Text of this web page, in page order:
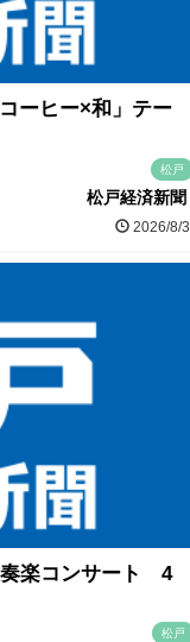
ーヒー×和」テー
松戸
松戸経済新聞
2026/8/3
奏楽コンサート 4
松戸